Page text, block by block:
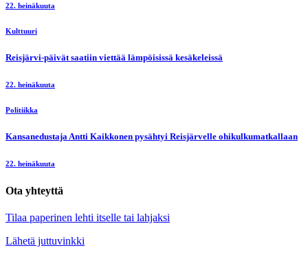
22. heinäkuuta
Kulttuuri
Reisjärvi-päivät saatiin viettää lämpöisissä kesäkeleissä
22. heinäkuuta
Politiikka
Kansanedustaja Antti Kaikkonen pysähtyi Reisjärvelle ohikulkumatkallaan
22. heinäkuuta
Ota yhteyttä
Tilaa paperinen lehti itselle tai lahjaksi
Lähetä juttuvinkki